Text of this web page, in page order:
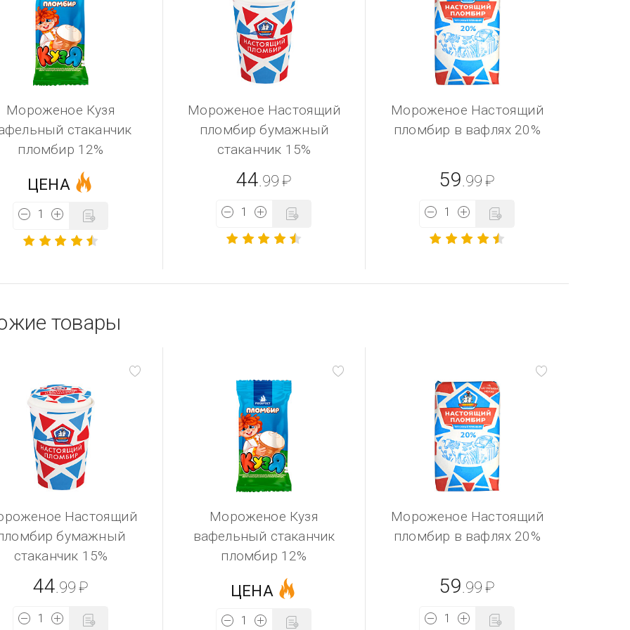
Мороженое Кузя
стаканчик
пломбир 12%
ЦЕНА
Мороженое Настоящий
пломбир бумажный
стаканчик 15%
44 .99 ₽
Мороженое Настоящий
пломбир в вафлях 20%
59 .99 ₽
товары
Настоящий
бумажный
стаканчик 15%
44 .99 ₽
Мороженое Кузя
вафельный стаканчик
пломбир 12%
ЦЕНА
Мороженое Настоящий
пломбир в вафлях 20%
59 .99 ₽